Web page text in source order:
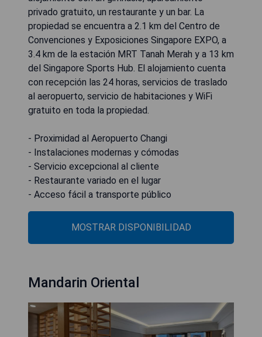
privado gratuito, un restaurante y un bar. La
propiedad se encuentra a 2.1 km del Centro de
Convenciones y Exposiciones Singapore EXPO, a
3.4 km de la estación MRT Tanah Merah y a 13 km
del Singapore Sports Hub. El alojamiento cuenta
con recepción las 24 horas, servicios de traslado
al aeropuerto, servicio de habitaciones y WiFi
gratuito en toda la propiedad.
- Proximidad al Aeropuerto Changi
- Instalaciones modernas y cómodas
- Servicio excepcional al cliente
- Restaurante variado en el lugar
- Acceso fácil a transporte público
MOSTRAR DISPONIBILIDAD
Mandarin Oriental